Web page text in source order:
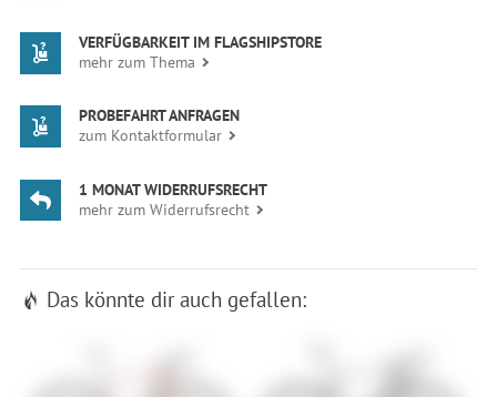
VERFÜGBARKEIT IM FLAGSHIPSTORE
mehr zum Thema
PROBEFAHRT ANFRAGEN
zum Kontaktformular
1 MONAT WIDERRUFSRECHT
mehr zum Widerrufsrecht
Das könnte dir auch gefallen: